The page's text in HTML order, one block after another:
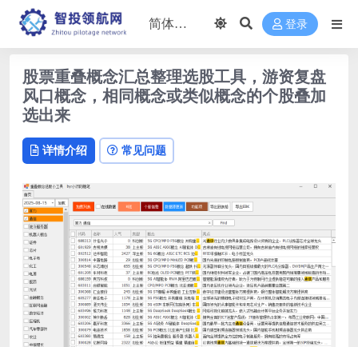
登录
股票重叠概念汇总整理选股工具，游资复盘
风口概念，相同概念或类似概念的个股叠加
选出来
详情介绍 常见问题